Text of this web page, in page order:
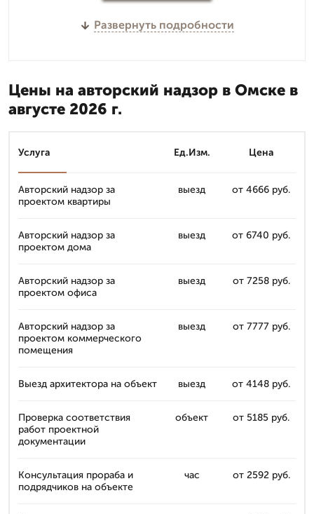
Развернуть подробности
Цены на авторский надзор в Омске в
августе 2026 г.
Услуга Ед.Изм. Цена
Авторский надзор за
проектом квартиры
выезд от 4666 руб.
Авторский надзор за
проектом дома
выезд от 6740 руб.
Авторский надзор за
проектом офиса
выезд от 7258 руб.
Авторский надзор за
проектом коммерческого
помещения
выезд от 7777 руб.
Выезд архитектора на объект выезд от 4148 руб.
Проверка соответствия
работ проектной
документации
объект от 5185 руб.
Консультация прораба и
подрядчиков на объекте
час от 2592 руб.